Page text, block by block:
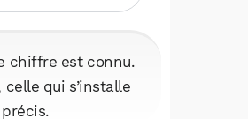
chiffre est connu.
celle qui s’installe